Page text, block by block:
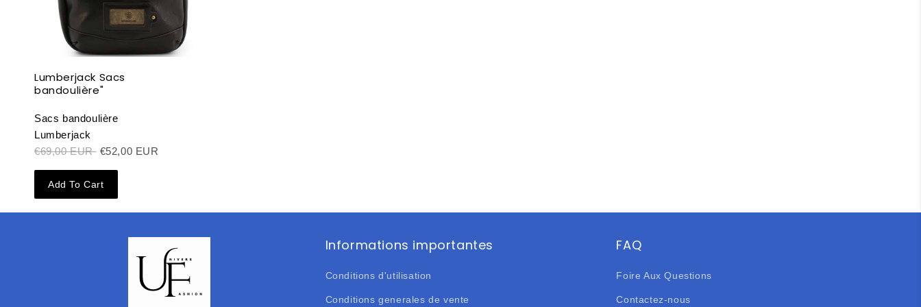
Lumberjack Sacs
bandoulière"
Sacs bandoulière
Lumberjack
€69,00 EUR €52,00 EUR
Add To Cart
Informations importantes
Conditions d'utilisation
Conditions generales de vente
FAQ
Foire Aux Questions
Contactez-nous